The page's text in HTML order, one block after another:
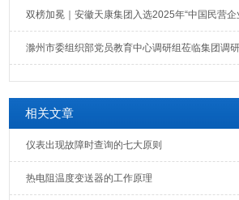
滁州市委组织部党员教育中心调研组莅临集团调
相关文章
仪表出现故障时查询的七大原则
热电阻温度变送器的工作原理